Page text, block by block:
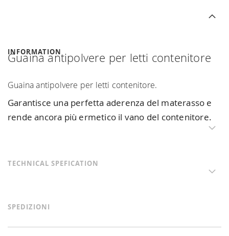
INFORMATION
Guaina antipolvere per letti contenitore
Guaina antipolvere per letti contenitore.
Garantisce una perfetta aderenza del materasso e
rende ancora più ermetico il vano del contenitore.
TECHNICAL SPEFICATION
SPEDIZIONI